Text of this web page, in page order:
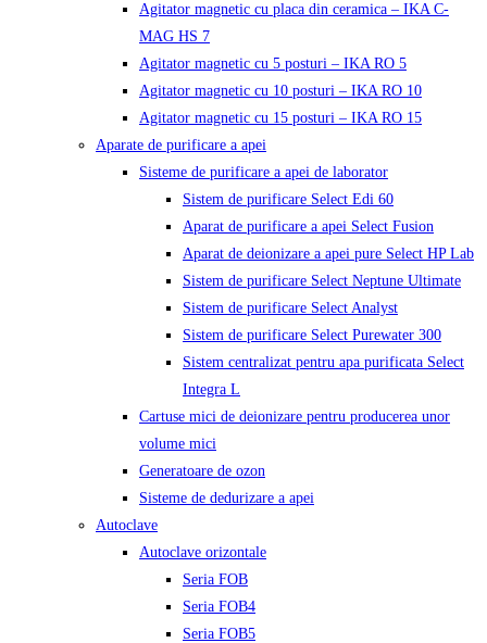
Agitator magnetic cu placa din ceramica – IKA C-
MAG HS 7
Agitator magnetic cu 5 posturi – IKA RO 5
Agitator magnetic cu 10 posturi – IKA RO 10
Agitator magnetic cu 15 posturi – IKA RO 15
Aparate de purificare a apei
Sisteme de purificare a apei de laborator
Sistem de purificare Select Edi 60
Aparat de purificare a apei Select Fusion
Aparat de deionizare a apei pure Select HP Lab
Sistem de purificare Select Neptune Ultimate
Sistem de purificare Select Analyst
Sistem de purificare Select Purewater 300
Sistem centralizat pentru apa purificata Select
Integra L
Cartuse mici de deionizare pentru producerea unor
volume mici
Generatoare de ozon
Sisteme de dedurizare a apei
Autoclave
Autoclave orizontale
Seria FOB
Seria FOB4
Seria FOB5